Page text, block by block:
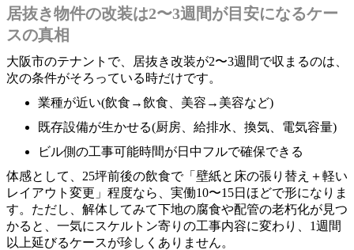
居抜き物件の改装は2〜3週間が目安になるケー
スの真相
大阪市のテナントで、居抜き改装が2〜3週間で収まるのは、
次の条件がそろっている時だけです。
業種が近い(飲食→飲食、美容→美容など)
既存設備が生かせる(厨房、給排水、換気、電気容量)
ビル側の工事可能時間が日中フルで確保できる
体感として、25坪前後の飲食で「壁紙と床の張り替え＋軽い
レイアウト変更」程度なら、実働10〜15日ほどで形になりま
す。ただし、解体してみて下地の腐食や配管の老朽化が見つ
かると、一気にスケルトン寄りの工事内容に変わり、1週間
以上延びるケースが珍しくありません。